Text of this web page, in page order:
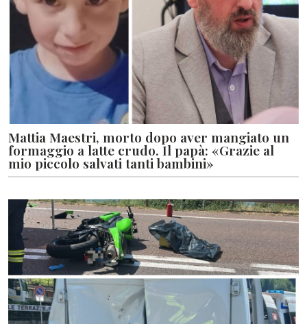
Mattia Maestri, morto dopo aver mangiato un
formaggio a latte crudo. Il papà: «Grazie al
mio piccolo salvati tanti bambini»